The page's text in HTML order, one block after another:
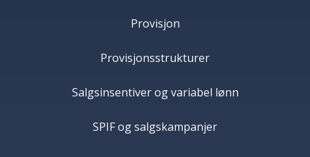
Provisjon
Provisjonsstrukturer
Salgsinsentiver og variabel lønn
SPIF og salgskampanjer